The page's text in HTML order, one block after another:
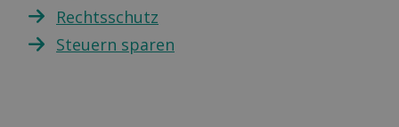
Rechtsschutz
Steuern sparen